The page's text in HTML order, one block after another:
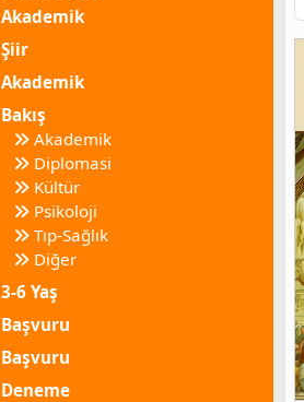
Akademik
Şiir
Akademik
Bakış
Akademik
Diplomasi
Kültür
Psikoloji
Tıp-Sağlık
Diğer
3-6 Yaş
Başvuru
Başvuru
Deneme